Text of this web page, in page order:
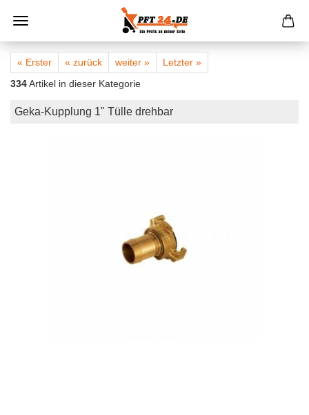
« Erster « zurück weiter »
Letzter »
334Artikel in dieser Kategorie
Geka-Kupplung 1" Tülle drehbar